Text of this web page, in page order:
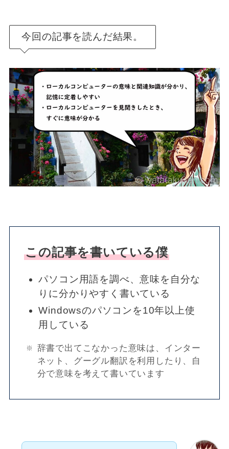
今回の記事を読んだ結果。
この記事を書いている僕
パソコン用語を調べ、意味を自分な
りに分かりやすく書いている
Windowsのパソコンを10年以上使
用している
辞書で出てこなかった意味は、インター
ネット、グーグル翻訳を利用したり、自
分で意味を考えて書いています